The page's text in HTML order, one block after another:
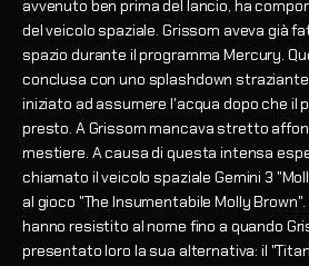
avvenuto ben prima del lancio, ha
del veicolo spaziale. Grissom aveva già
spazio durante il programma Mercury.
conclusa con uno splashdown
iniziato ad assumere l'acqua dopo che il
presto. A Grissom mancava stretto
mestiere. A causa di questa intensa
chiamato il veicolo spaziale Gemini 3
al gioco "The Insumentabile Molly
hanno resistito al nome fino a quando
presentato loro la sua alternativa: il